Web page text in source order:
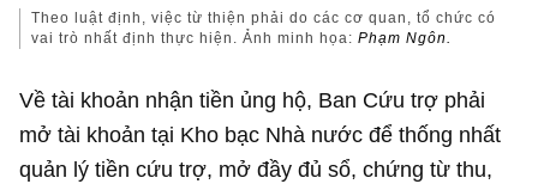
Theo luật định, việc từ thiện phải do các cơ quan, tổ chức có
vai trò nhất định thực hiện. Ảnh minh họa:Phạm Ngôn.
Về tài khoản nhận tiền ủng hộ, Ban Cứu trợ phải
mở tài khoản tại Kho bạc Nhà nước để thống nhất
quản lý tiền cứu trợ, mở đầy đủ sổ, chứng từ thu,